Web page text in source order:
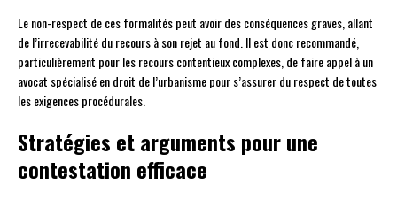
Le non-respect de ces formalités peut avoir des conséquences graves, allant
de l’irrecevabilité du recours à son rejet au fond. Il est donc recommandé,
particulièrement pour les recours contentieux complexes, de faire appel à un
avocat spécialisé en droit de l’urbanisme pour s’assurer du respect de toutes
les exigences procédurales.
Stratégies et arguments pour une
contestation efficace